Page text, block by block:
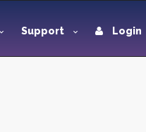
Support Login